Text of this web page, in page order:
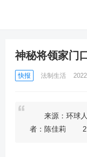
神秘将领家门
快报 法制生活
来源：环球
者：陈佳莉